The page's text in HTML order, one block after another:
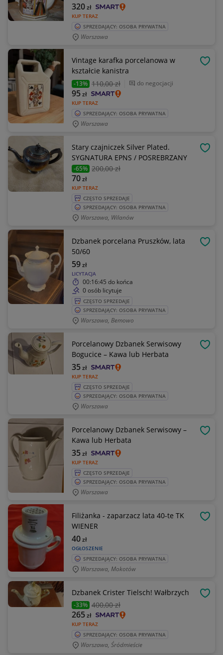
KUP TERAZ
320zł
SPRZEDAJĄCY: OSOBA PRYWATNA
Warszawa
Vintage karafka porcelanowa w
kształcie kanistra
-13% 110,00 zł do negocjacji
KUP TERAZ
95zł
SPRZEDAJĄCY: OSOBA PRYWATNA
Warszawa
Stary czajniczek Silver Plated.
SYGNATURA EPNS / POSREBRZANY
-65% 200,00 zł
KUP TERAZ
70zł
CZĘSTO SPRZEDAJE
SPRZEDAJĄCY: OSOBA PRYWATNA
Warszawa, Wilanów
Dzbanek porcelana Pruszków, lata
50/60
LICYTACJA
59zł
00:16:45 do końca
0 osób licytuje
CZĘSTO SPRZEDAJE
SPRZEDAJĄCY: OSOBA PRYWATNA
Warszawa, Bemowo
Porcelanowy Dzbanek Serwisowy
Bogucice – Kawa lub Herbata
KUP TERAZ
35zł
CZĘSTO SPRZEDAJE
SPRZEDAJĄCY: OSOBA PRYWATNA
Warszawa
Porcelanowy Dzbanek Serwisowy –
Kawa lub Herbata
KUP TERAZ
35zł
CZĘSTO SPRZEDAJE
SPRZEDAJĄCY: OSOBA PRYWATNA
Warszawa
Filiżanka - zaparzacz lata 40-te TK
WIENER
OGŁOSZENIE
40zł
SPRZEDAJĄCY: OSOBA PRYWATNA
Warszawa, Mokotów
Dzbanek Crister Tielsch! Wałbrzych
-33% 400,00 zł
KUP TERAZ
265zł
SPRZEDAJĄCY: OSOBA PRYWATNA
Warszawa, Śródmieście